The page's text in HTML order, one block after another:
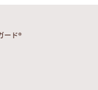
ード®